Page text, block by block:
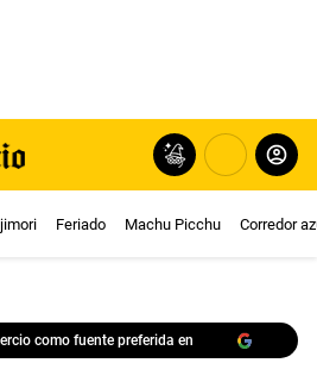
Feriado Machu Picchu Corredor
como fuente preferida en